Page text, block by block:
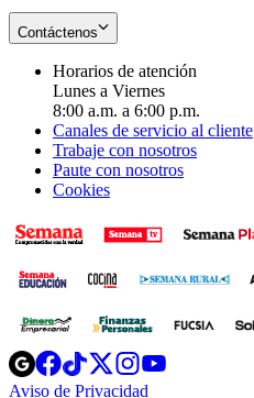
Contáctenos
Horarios de atención
Lunes a Viernes
8:00 a.m. a 6:00 p.m.
Canales de servicio al cliente
Trabaje con nosotros
Paute con nosotros
Cookies
Opens
in
Opens
in
Opens
in
Opens
Aviso de Privacidad